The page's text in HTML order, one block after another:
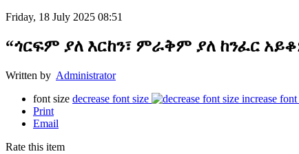
Friday, 18 July 2025 08:51
“ጎርፍም ያለ እርከን፣ ምራቅም ያለ ከንፈር
Written by Administrator
font size decrease font size
increase font
Print
Email
Rate this item